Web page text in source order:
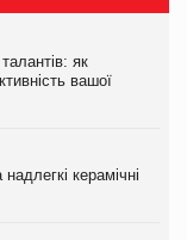
як
вашої
керамічні